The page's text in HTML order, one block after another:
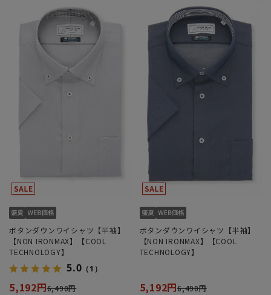
ボタンダウンワイシャツ【半袖】
【NON IRONMAX】【COOL
TECHNOLOGY】
5.0 （1）
5,192円6,490円
ボタンダウンワイシャツ【半袖】
【NON IRONMAX】【COOL
TECHNOLOGY】
5,192円6,490円